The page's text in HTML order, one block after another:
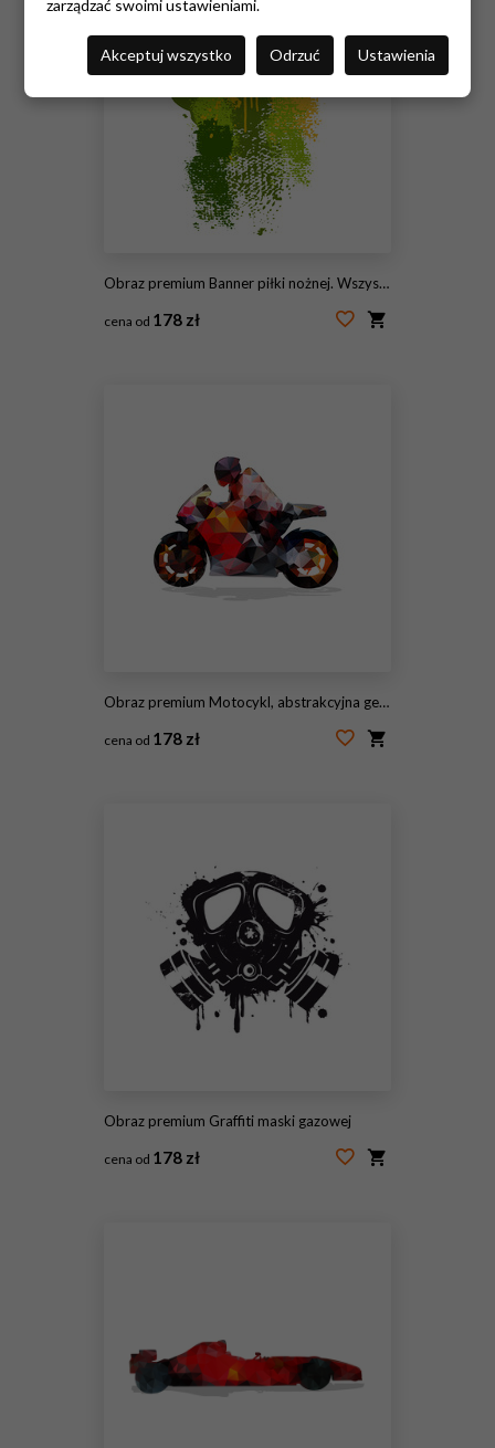
Obraz premium Banner piłki nożnej. Wszystkie elementy są w osobnych warstwach i pogrupowane.
cena od 178 zł
Obraz premium Motocykl, abstrakcyjna geometryczna sylwetka wektor. Jazda motocyklem
cena od 178 zł
Obraz premium Graffiti maski gazowej
cena od 178 zł
zarządzać swoimi ustawieniami.
Akceptuj wszystko Odrzuć Ustawienia